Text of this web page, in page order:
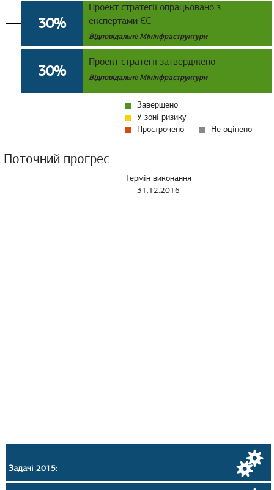
30%
Проект стратегії опрацьовано з
експертами ЄС
Відповідальні: Мінінфраструктури
30% Проект стратегії затверджено
Відповідальні: Мінінфраструктури
Завершено
У зоні ризику
Прострочено
Не оцінено
Поточний прогрес
Термін виконання
31.12.2016
Задачі 2015: